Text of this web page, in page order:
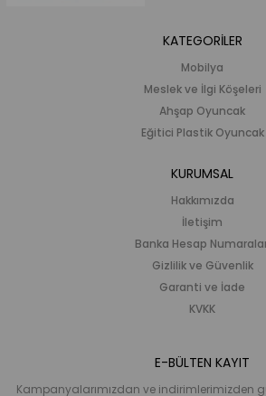
KATEGORİLER
Mobilya
Meslek ve İlgi Köşeleri
Ahşap Oyuncak
Eğitici Plastik Oyuncak
KURUMSAL
Hakkımızda
İletişim
Banka Hesap
Gizlilik ve Güvenlik
Garanti ve İade
KVKK
E-BÜLTEN KAYIT
Kampanyalarımızdan ve indirimlerimizden